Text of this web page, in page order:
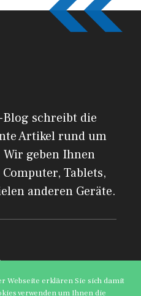
schreibt die
Artikel rund um
Wir geben Ihnen
Tablets,
anderen Geräte.
Webseite erklären Sie sich damit
verwenden um Ihnen die